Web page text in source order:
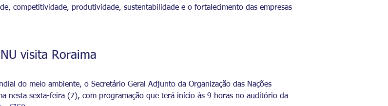
competitividade, produtividade, sustentabilidade e o fortalecimento das empresas
visita Roraima
do meio ambiente, o Secretário Geral Adjunto da Organização das Nações
nesta sexta-feira (7), com programação que terá início às 9 horas no auditório da